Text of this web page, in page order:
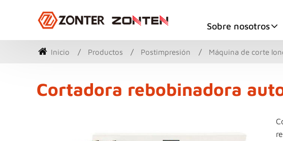
Sobre nosotros
Inicio Productos Postimpresión Máquina de corte
Cortadora rebobinadora